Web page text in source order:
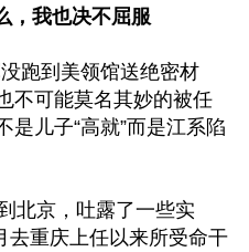
，我也决不屈服
跑到美领馆送绝密材
不可能莫名其妙的被任
是儿子“高就”而是江系陷
北京，吐露了一些实
去重庆上任以来所受命干